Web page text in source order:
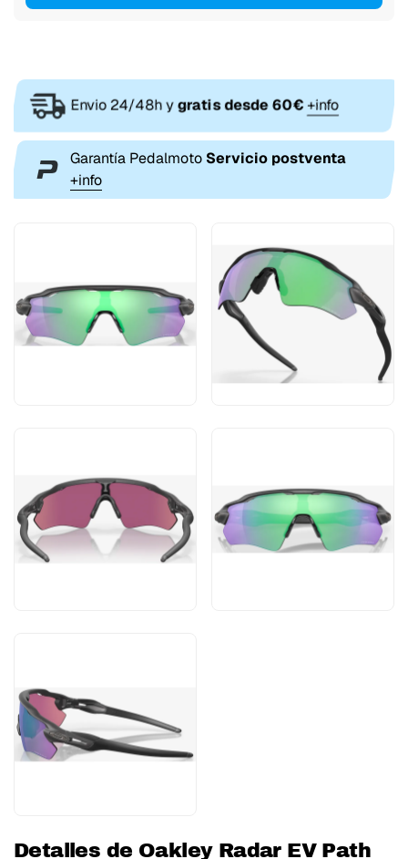
Envio 24/48h ygratis desde 60€+info
Garantía Pedalmoto Servicio postventa
+info
Detalles de Oakley Radar EV Path